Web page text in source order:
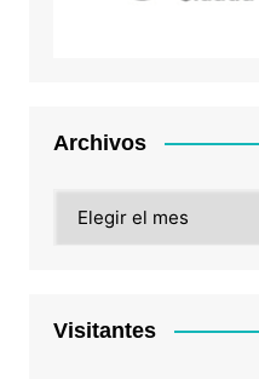
Archivos
Visitantes